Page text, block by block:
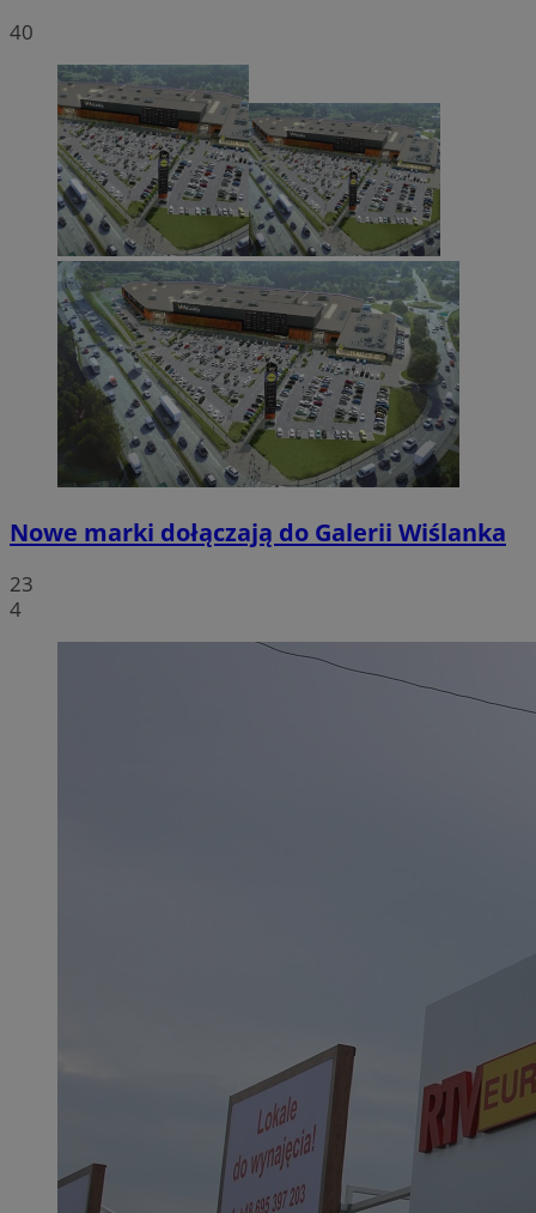
40
Nowe marki dołączają do Galerii Wiślanka
23
4